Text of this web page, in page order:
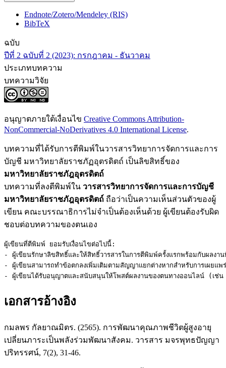
Endnote/Zotero/Mendeley (RIS)
BibTeX
ฉบับ
ปีที่ 2 ฉบับที่ 2 (2023): กรกฎาคม - ธันวาคม
ประเภทบทความ
บทความวิจัย
อนุญาตภายใต้เงื่อนไข Creative Commons Attribution-
NonCommercial-NoDerivatives 4.0 International License.
บทความที่ได้รับการตีพิมพ์ในวารสารวิทยาการจัดการและการ
บัญชี มหาวิทยาลัยราชภัฏอุตรดิตถ์ เป็นลิขสิทธิ์ของ
มหาวิทยาลัยราชภัฎอุตรดิตถ์
บทความที่ลงตีพิมพ์ใน วารสารวิทยาการจัดการและการบัญชี
มหาวิทยาลัยราชภัฎอุตรดิตถ์ ถือว่าเป็นความเห็นส่วนตัวของผู้
เขียน คณะบรรณาธิการไม่จำเป็นต้องเห็นด้วย ผู้เขียนต้องรับผิด
ชอบต่อบทความของตนเอง
ผู้เขียนที่ตีพิมพ์ ยอมรับเงื่อนไขต่อไปนี้:
- ผู้เขียนรักษาลิขสิทธิ์และให้สิทธิ์วารสารในการตีพิมพ์ครั้งแรกพร้อมกับผลง
- ผู้เขียนสามารถทำข้อตกลงเพิ่มเติมตามสัญญาแยกต่างหากสำหรับการเผย
- ผู้เขียนได้รับอนุญาตและสนับสนุนให้โพสต์ผลงานของตนทางออนไลน์ (เช่น
เอกสารอ้างอิง
กมลพร กัลยาณมิตร. (2565). การพัฒนาคุณภาพชีวิตผู้สูงอายุ
เปลี่ยนภาระเป็นพลังร่วมพัฒนาสังคม. วารสาร มจรพุทธปัญญา
ปริทรรศน์, 7(2), 31-46.